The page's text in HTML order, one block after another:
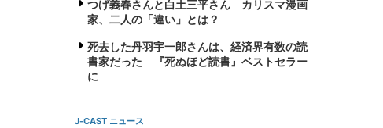
つげ義春さんと白土三平さん カリスマ漫画
家、二人の「違い」とは？
死去した丹羽宇一郎さんは、経済界有数の読
書家だった 『死ぬほど読書』ベストセラー
に
J-CAST ニュース